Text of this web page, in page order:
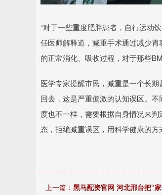
“对于一些重度肥胖患者，自行运动
任医师解释道，减重手术通过减少
的正常消化、吸收过程，对于那些
医学专家提醒市民，减重是一个长
回去，这是严重偏激的认知误区。
度也不一样，需要根据自身情况来
态，拒绝减重误区，用科学健康的方
上一篇： 黑马配资官网 河北邢台把“